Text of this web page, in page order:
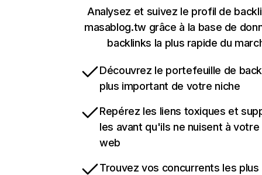
Analysez et suivez le profil de
masablog.tw grâce à la base de
backlinks la plus rapide du
Découvrez le portefeuille de
plus important de votre niche
Repérez les liens toxiques et
les avant qu'ils ne nuisent à
web
Trouvez vos concurrents les